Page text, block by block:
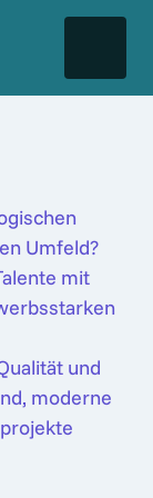
Umfeld?
mit
und
moderne